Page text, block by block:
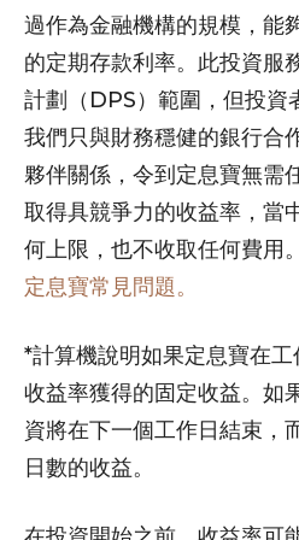
過作為金融機構的規模，能
的定期存款利率。此投資服
計劃（DPS）範圍，但投資
我們只與財務穩健的銀行合
夥伴關係，令到定息寶無需
取得具競爭力的收益率，當
何上限，也不收取任何費用。
定息寶常見問題。
*計算機說明如果定息寶在
收益率獲得的固定收益。如
資將在下一個工作日結束，
日數的收益。